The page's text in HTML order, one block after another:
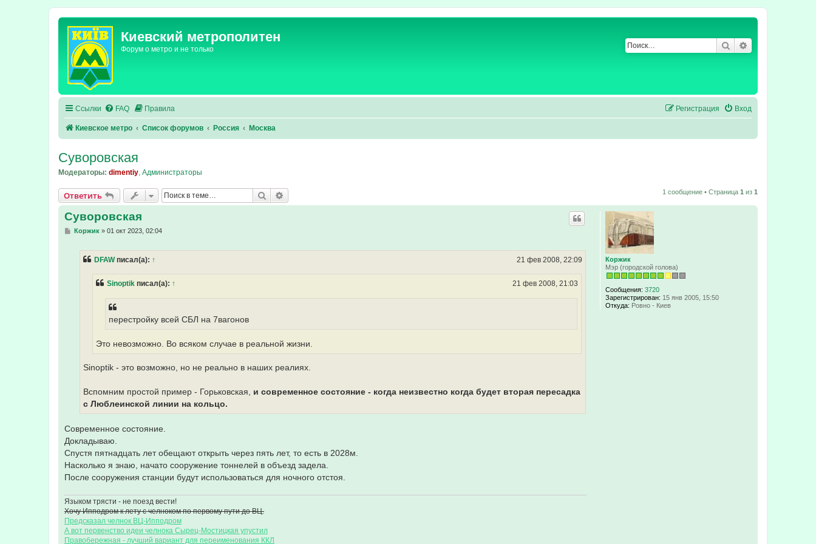
Киевский метрополитен
Форум о метро и не только Поиск
Ссылки FAQ Правила Вход
Регистрация
Киевское метро Список форумов Россия Москва
Суворовская
Модераторы: dimentiy, Администраторы
Ответить Поиск 1 сообщение • Страница 1 из 1
Коржик
Мэр (городской голова)
Сообщения: 3720
Зарегистрирован: 15 янв 2005, 15:50
Откуда: Ровно - Киев
Суворовская
СКоржик» 01 окт 2023, 02:04
DFAWписал(а): ↑ 21 фев 2008, 22:09
Sinoptik писал(а): ↑ 21 фев 2008, 21:03
перестройку всей СБЛ на 7вагонов
Это невозможно. Во всяком случае в реальной жизни.
Sinoptik - это возможно, но не реально в наших реалиях.
Вспомним простой пример - Горьковская, и современное состояние - когда неизвестно когда будет вторая пересадка
с Люблеинской линии на кольцо.
Современное состояние.
Докладываю.
Спустя пятнадцать лет обещают открыть через пять лет, то есть в 2028м.
Насколько я знаю, начато сооружение тоннелей в объезд задела.
После сооружения станции будут использоваться для ночного отстоя.
Языком трясти - не поезд вести!
Хочу Ипподром к лету с челноком по первому пути до ВЦ.
Предсказал челнок ВЦ-Ипподром
А вот первенство идеи челнока Сырец-Мостицкая упустил
Правобережная - лучший вариант для переименования ККЛ